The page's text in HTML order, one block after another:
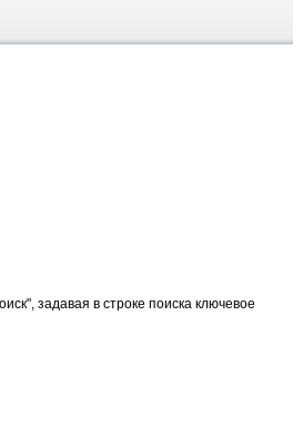
задавая в строке поиска ключевое